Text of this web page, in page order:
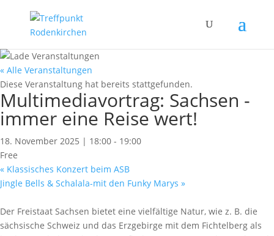
« Alle Veranstaltungen
Diese Veranstaltung hat bereits stattgefunden.
Multimediavortrag: Sachsen -
immer eine Reise wert!
18. November 2025 | 18:00 - 19:00
Free
« Klassisches Konzert beim ASB
Jingle Bells & Schalala-mit den Funky Marys »
Der Freistaat Sachsen bietet eine vielfältige Natur, wie z. B. die
sächsische Schweiz und das Erzgebirge mit dem Fichtelberg als